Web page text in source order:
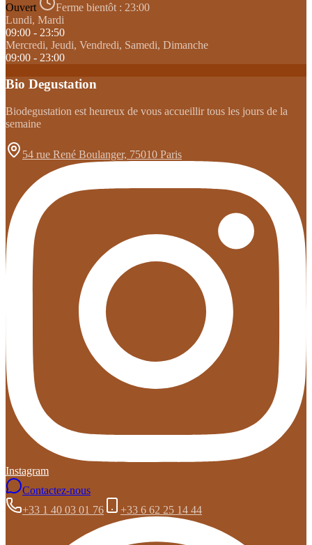
Ouvert Ferme bientôt : 23:00
Lundi, Mardi
09:00 - 23:50
Mercredi, Jeudi, Vendredi, Samedi, Dimanche
09:00 - 23:00
Bio Degustation
Biodegustation est heureux de vous accueillir tous les jours de la
semaine
54 rue René Boulanger, 75010 Paris
Instagram
Contactez-nous
+33 1 40 03 01 76
+33 6 62 25 14 44